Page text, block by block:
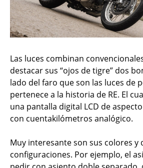
Las luces combinan
destacar sus “ojos de tigre” dos
lado del faro que son las luces de
pertenece a la historia de RE. El
una pantalla digital LCD de
con cuentakilómetros analógico.
Muy interesante son sus colores y
configuraciones. Por ejemplo, el